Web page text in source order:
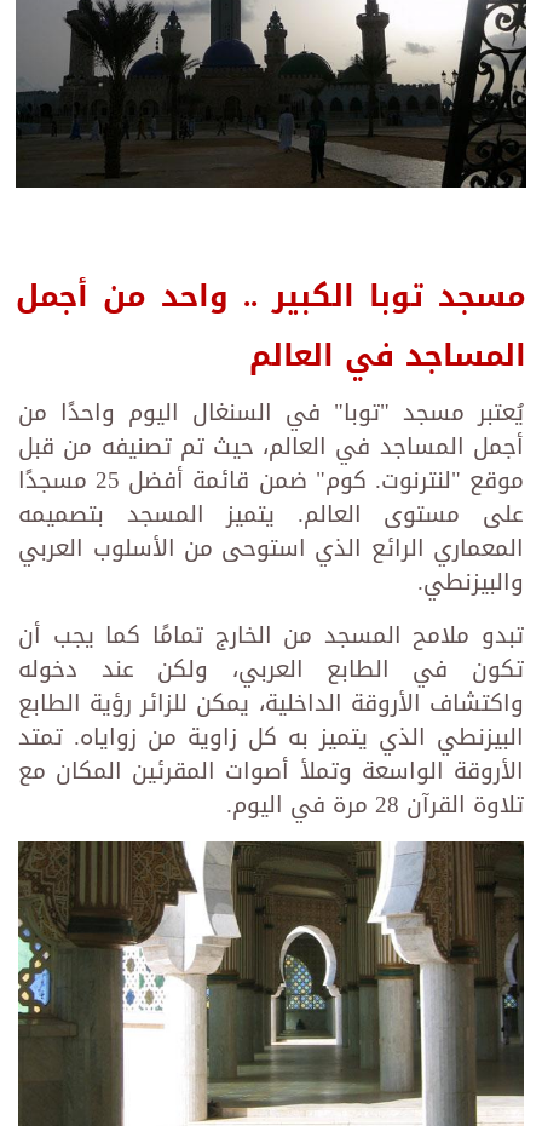
مسجد توبا الكبير .. واحد من أجمل
المساجد في العالم
يُعتبر مسجد "توبا" في السنغال اليوم واحدًا من
أجمل المساجد في العالم، حيث تم تصنيفه من قبل
موقع "لنترنوت. كوم" ضمن قائمة أفضل 25 مسجدًا
على مستوى العالم. يتميز المسجد بتصميمه
المعماري الرائع الذي استوحى من الأسلوب العربي
والبيزنطي.
تبدو ملامح المسجد من الخارج تمامًا كما يجب أن
تكون في الطابع العربي، ولكن عند دخوله
واكتشاف الأروقة الداخلية، يمكن للزائر رؤية الطابع
البيزنطي الذي يتميز به كل زاوية من زواياه. تمتد
الأروقة الواسعة وتملأ أصوات المقرئين المكان مع
تلاوة القرآن 28 مرة في اليوم.